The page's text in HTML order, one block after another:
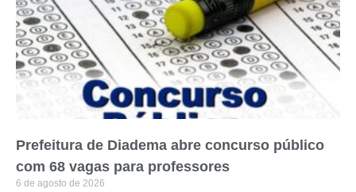
Prefeitura de Diadema abre concurso público
com 68 vagas para professores
6 de agosto de 2026